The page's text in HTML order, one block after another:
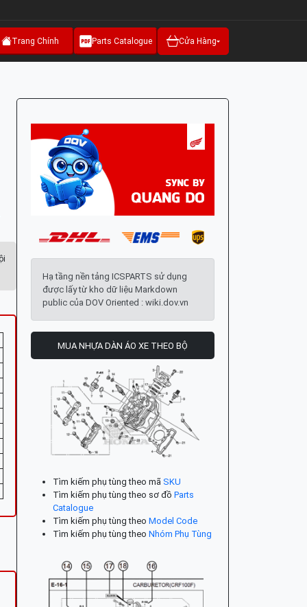
Trang Chính Parts Catalogue Cửa Hàng
Hạ tầng nền tảng ICSPARTS sử dụng
được lấy từ kho dữ liệu Markdown
public của DOV Oriented : wiki.dov.vn
MUA NHỰA DÀN ÁO XE THEO BỘ
Tìm kiếm phụ tùng theo mã SKU
Tìm kiếm phụ tùng theo sơ đồ Parts
Catalogue
Tìm kiếm phụ tùng theo Model Code
Tìm kiếm phụ tùng theo Nhóm Phụ Tùng